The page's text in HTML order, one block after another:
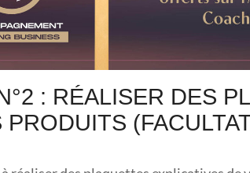
: RÉALISER DES
PRODUITS